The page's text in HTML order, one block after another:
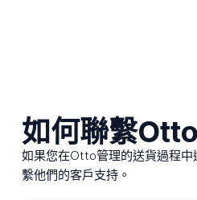
如何聯繫
如果您在Otto管理的送貨過程中
繫他們的客戶支持。